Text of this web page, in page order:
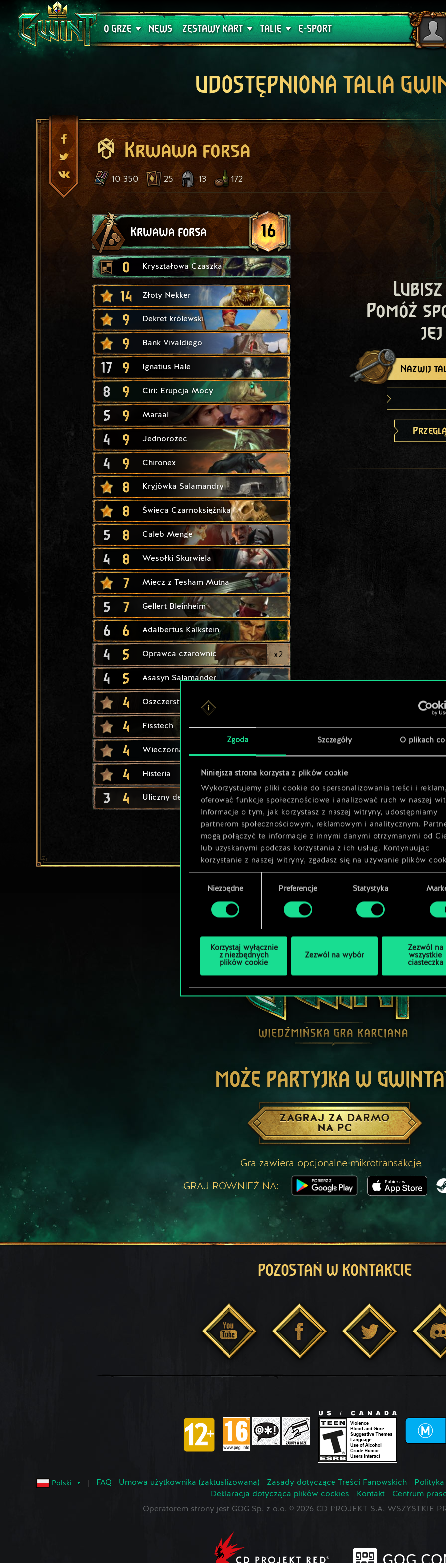
Zgoda Szczegóły O plikach
Niniejsza strona korzysta z plików cookie
Wykorzystujemy pliki cookie do spersonalizowania treści i
oferować funkcje społecznościowe i analizować ruch w naszej
Informacje o tym, jak korzystasz z naszej witryny, udostępniamy
partnerom społecznościowym, reklamowym i analitycznym.
mogą połączyć te informacje z innymi danymi otrzymanymi od
lub uzyskanymi podczas korzystania z ich usług. Kontynuując
korzystanie z naszej witryny, zgadasz się na używanie plików
zgodyNiezbędne Preferencje Statystyka
Korzystaj wyłącznie
z niezbędnych
plików cookie
Zezwól na wybór
Zezwól na
wszystkie
ciasteczka
O GRZE
Wsparcie techniczne
NEWS ZESTAWY KART
Krwawa Klątwa
TALIE
Poradniki
E-SPORT
UDOSTĘPNIONA TALIA
Krwawa forsa
10 350 25 13 172
Krwawa forsa 16
0 Kryształowa Czaszka
14 Złoty Nekker
9 Dekret królewski
9 Bank Vivaldiego
17 9 Ignatius Hale
8 9 Ciri: Erupcja Mocy
5 9 Maraal
4 9 Jednorożec
4 9 Chironex
8 Kryjówka Salamandry
8 Świeca Czarnoksiężnika
5 8 Caleb Menge
4 8 Wesołki Skurwiela
7 Miecz z Tesham Mutna
5 7 Gellert Bleinheim
6 6 Adalbertus Kalkstein
4 5 Oprawca czarownic x2
4 5 Asasyn Salamander
4 Oszczerstwo
4 Fisstech x2
4 Wieczorna Zdobycz
4 Histeria
3 4 Uliczny dealer
Pomóż
jej
Nazwij
MOŻE PARTYJKA W
ZAGRAJ ZA DARMO
NA PC
Gra zawiera opcjonalne mikrotransakcje
GRAJ RÓWNIEŻ NA:
POZOSTAŃ W KONTAKCIE
Polski FAQ Umowa użytkownika (zaktualizowana) Zasady dotyczące Treści Fanowskich
Deklaracja dotycząca plików cookies
Kontakt
Centrum
Operatorem strony jest GOG Sp. z o.o. © 2026 CD PROJEKT S.A. WSZYSTKIE